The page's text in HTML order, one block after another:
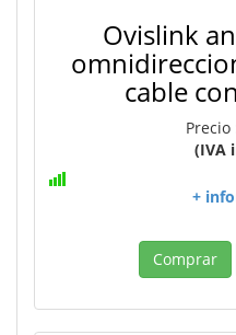
Ovislink
cable
Precio
(IVA
+
Comprar